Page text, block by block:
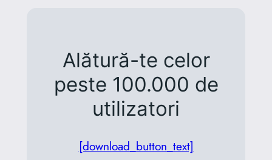
Alătură-te celor
peste 100.000 de
utilizatori
[download_button_text]